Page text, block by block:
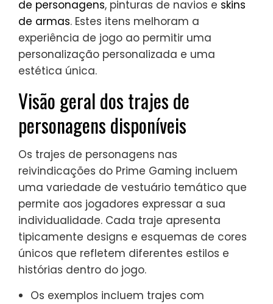
de personagens, pinturas de navios e skins
de armas. Estes itens melhoram a
experiência de jogo ao permitir uma
personalização personalizada e uma
estética única.
Visão geral dos trajes de
personagens disponíveis
Os trajes de personagens nas
reivindicações do Prime Gaming incluem
uma variedade de vestuário temático que
permite aos jogadores expressar a sua
individualidade. Cada traje apresenta
tipicamente designs e esquemas de cores
únicos que refletem diferentes estilos e
histórias dentro do jogo.
Os exemplos incluem trajes com